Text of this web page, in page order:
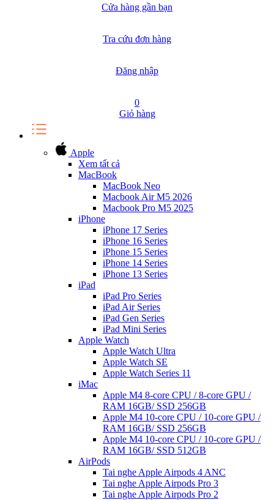
Cửa hàng gần bạn
Tra cứu đơn hàng
Đăng nhập
0
Giỏ hàng
Apple
Xem tất cả
MacBook
MacBook Neo
Macbook Air M5 2026
Macbook Pro M5 2025
iPhone
iPhone 17 Series
iPhone 16 Series
iPhone 15 Series
iPhone 14 Series
iPhone 13 Series
iPad
iPad Pro Series
iPad Air Series
iPad Gen Series
iPad Mini Series
Apple Watch
Apple Watch Ultra
Apple Watch SE
Apple Watch Series 11
iMac
Apple M4 8-core CPU / 8-core GPU /
RAM 16GB/ SSD 256GB
Apple M4 10-core CPU / 10-core GPU /
RAM 16GB/ SSD 256GB
Apple M4 10-core CPU / 10-core GPU /
RAM 16GB/ SSD 512GB
AirPods
Tai nghe Apple Airpods 4 ANC
Tai nghe Apple Airpods Pro 3
Tai nghe Apple Airpods Pro 2